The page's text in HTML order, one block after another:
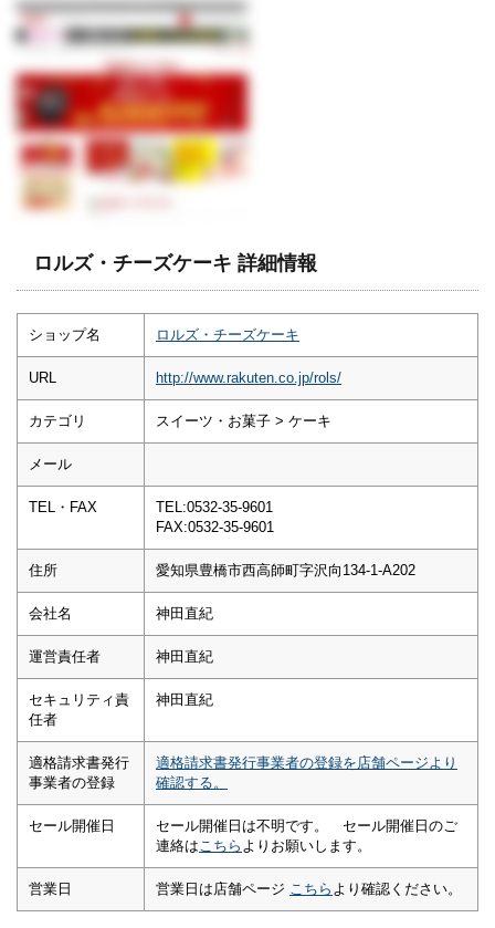
ロルズ・チーズケーキ 詳細情報
ショップ名 ロルズ・チーズケーキ
URL http://www.rakuten.co.jp/rols/
カテゴリ スイーツ・お菓子 > ケーキ
メール
TEL・FAX
TEL:0532-35-9601
FAX:0532-35-9601
住所 愛知県豊橋市西高師町字沢向134-1-A202
会社名 神田直紀
運営責任者 神田直紀
セキュリティ責
任者
神田直紀
適格請求書発行
事業者の登録
適格請求書発行事業者の登録を店舗ページより
確認する。
セール開催日
セール開催日は不明です。 セール開催日のご
連絡は こちら よりお願いします。
営業日 営業日は店舗ページ こちら より確認ください。